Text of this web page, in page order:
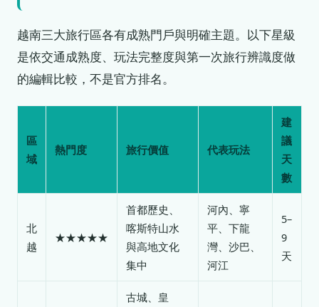
越南三大旅行區各有成熟門戶與明確主題。以下星級
是依交通成熟度、玩法完整度與第一次旅行辨識度做
的編輯比較，不是官方排名。
區
域
熱門度 旅行價值 代表玩法
建
議
天
數
北
越
★★★★★
首都歷史、
喀斯特山水
與高地文化
集中
河內、寧
平、下龍
灣、沙巴、
河江
5–
9
天
古城、皇